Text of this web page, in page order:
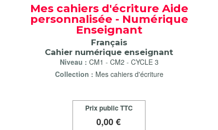
Mes cahiers d'écriture Aide
personnalisée - Numérique
Enseignant
Français
Cahier numérique enseignant
Niveau : CM1 - CM2 - CYCLE 3
Collection : Mes cahiers d'écriture
Prix public TTC
0,00 €